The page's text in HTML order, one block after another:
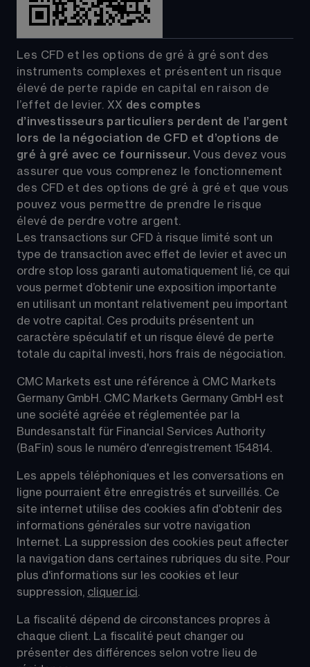
Les CFD et les options de gré à gré sont des
instruments complexes et présentent un risque
élevé de perte rapide en capital en raison de
l’effet de levier. XX des comptes
d’investisseurs particuliers perdent de l’argent
lors de la négociation de CFD et d’options de
gré à gré avec ce fournisseur. Vous devez vous
assurer que vous comprenez le fonctionnement
des CFD et des options de gré à gré et que vous
pouvez vous permettre de prendre le risque
élevé de perdre votre argent.
Les transactions sur CFD à risque limité sont un
type de transaction avec effet de levier et avec un
ordre stop loss garanti automatiquement lié, ce qui
vous permet d’obtenir une exposition importante
en utilisant un montant relativement peu important
de votre capital. Ces produits présentent un
caractère spéculatif et un risque élevé de perte
totale du capital investi, hors frais de négociation.
CMC Markets est une référence à CMC Markets
Germany GmbH. CMC Markets Germany GmbH est
une société agréée et réglementée par la
Bundesanstalt für Financial Services Authority
(BaFin) sous le numéro d'enregistrement 154814.
Les appels téléphoniques et les conversations en
ligne pourraient être enregistrés et surveillés. Ce
site internet utilise des cookies afin d'obtenir des
informations générales sur votre navigation
Internet. La suppression des cookies peut affecter
la navigation dans certaines rubriques du site. Pour
plus d'informations sur les cookies et leur
suppression, cliquer ici.
La fiscalité dépend de circonstances propres à
chaque client. La fiscalité peut changer ou
présenter des différences selon votre lieu de